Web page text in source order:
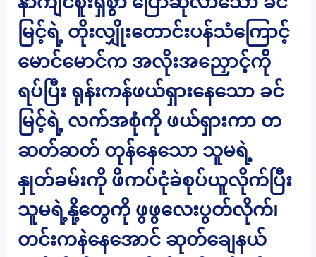
မြင့်ရဲ့ တိုးလျှိုးတောင်းပန်သံကြောင့်
မောင်မောင်က အလိုးအညှောင့်ကို
ရပ်ပြီး ရုန်းကန်ဖယ်ရှားနေသော ခင်
မြင့်ရဲ့ လက်အစုံကို ဖယ်ရှားကာ တ
ဆတ်ဆတ် တုန်နေသော သူမရဲ့
နှုတ်ခမ်းကို ဖိကပ်ငုံခဲစုပ်ယူလိုက်ပြီး
သူမရဲ့နို့တွေကို ဖွဖွလေးပွတ်လိုက်၊
တင်းကနဲနေအောင် ဆုတ်ချေနယ်